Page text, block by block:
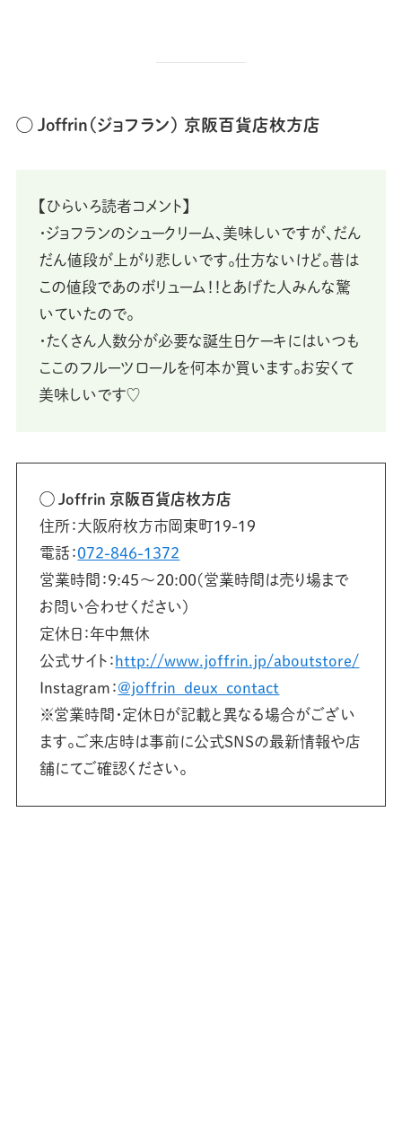
◯ Joffrin（ジョフラン ） 京阪百貨店枚方店
【ひらいろ読者コメント】
・ジョフランのシュークリーム、美味しいですが、だん
だん値段が上がり悲しいです。仕方ないけど。昔は
この値段であのボリューム！！とあげた人みんな驚
いていたので。
・たくさん人数分が必要な誕生日ケーキにはいつも
ここのフルーツロールを何本か買います。お安くて
美味しいです♡
◯ Joffrin 京阪百貨店枚方店
住所：大阪府枚方市岡東町19-19
電話：072-846-1372
営業時間：9:45～20:00(営業時間は売り場まで
お問い合わせください)
定休日：年中無休
公式サイト：http://www.joffrin.jp/aboutstore/
Instagram：@joffrin_deux_contact
※営業時間・定休日が記載と異なる場合がござい
ます。ご来店時は事前に公式SNSの最新情報や店
舗にてご確認ください。